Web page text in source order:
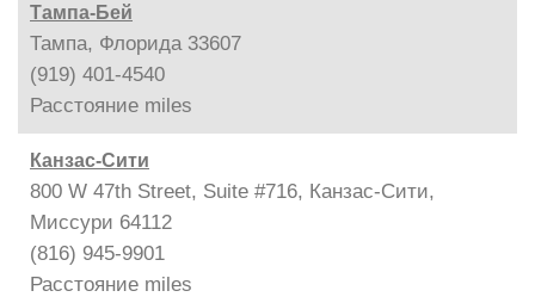
Тампа-Бей
Тампа, Флорида 33607
(919) 401-4540
Расстояние miles
Канзас-Сити
800 W 47th Street, Suite #716, Канзас-Сити,
Миссури 64112
(816) 945-9901
Расстояние miles